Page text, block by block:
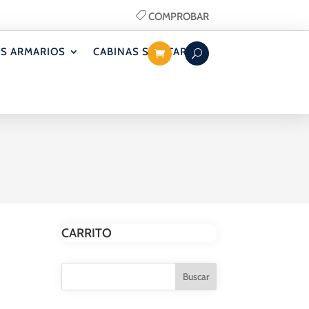
COMPROBAR
ARMARIOS CABINAS SANITARIAS
CARRITO